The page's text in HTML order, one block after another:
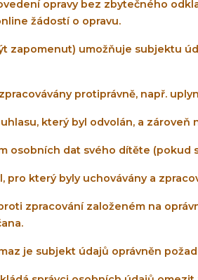
opravy bez zbytečného
žádostí o opravu.
zapomenut) umožňuje subjektu
protiprávně, např.
který byl odvolán, a
osobních dat svého dítěte
pro který byly uchovávány a
zpracování založeném na
je subjekt údajů oprávněn